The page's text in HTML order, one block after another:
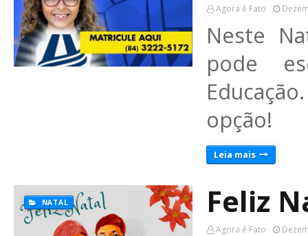
Agora é Fato
Neste
pode
opção!
Leia mais
NATAL Feliz
Agora é Fato